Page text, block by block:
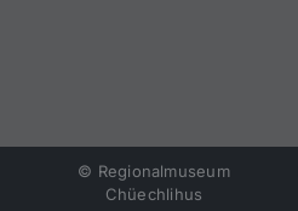
© Regionalmuseum
Chüechlihus